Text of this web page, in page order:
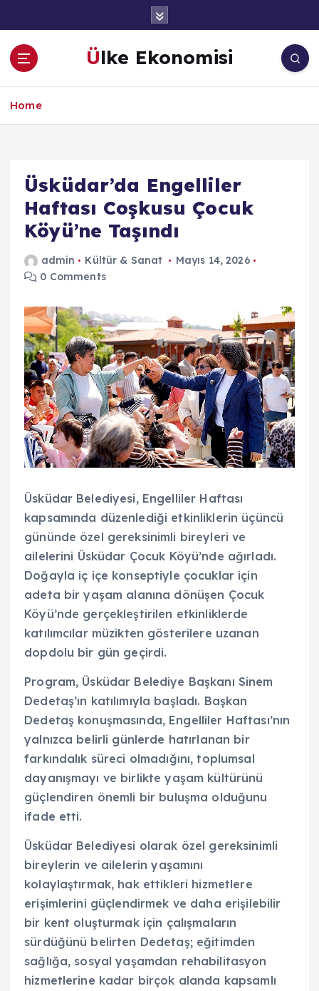
a
Ülke Ekonomisi
Home
Üsküdar’da Engelliler
Haftası Coşkusu Çocuk
Köyü’ne Taşındı
admin Kültür & Sanat
Mayıs 14, 2026
0 Comments
Üsküdar Belediyesi, Engelliler Haftası
kapsamında düzenlediği etkinliklerin üçüncü
gününde özel gereksinimli bireyleri ve
ailelerini Üsküdar Çocuk Köyü’nde ağırladı.
Doğayla iç içe konseptiyle çocuklar için
adeta bir yaşam alanına dönüşen Çocuk
Köyü’nde gerçekleştirilen etkinliklerde
katılımcılar müzikten gösterilere uzanan
dopdolu bir gün geçirdi.
Program, Üsküdar Belediye Başkanı Sinem
Dedetaş’ın katılımıyla başladı. Başkan
Dedetaş konuşmasında, Engelliler Haftası’nın
yalnızca belirli günlerde hatırlanan bir
farkındalık süreci olmadığını, toplumsal
dayanışmayı ve birlikte yaşam kültürünü
güçlendiren önemli bir buluşma olduğunu
ifade etti.
Üsküdar Belediyesi olarak özel gereksinimli
bireylerin ve ailelerin yaşamını
kolaylaştırmak, hak ettikleri hizmetlere
erişimlerini güçlendirmek ve daha erişilebilir
bir kent oluşturmak için çalışmaların
sürdüğünü belirten Dedetaş; eğitimden
sağlığa, sosyal yaşamdan rehabilitasyon
hizmetlerine kadar birçok alanda kapsamlı